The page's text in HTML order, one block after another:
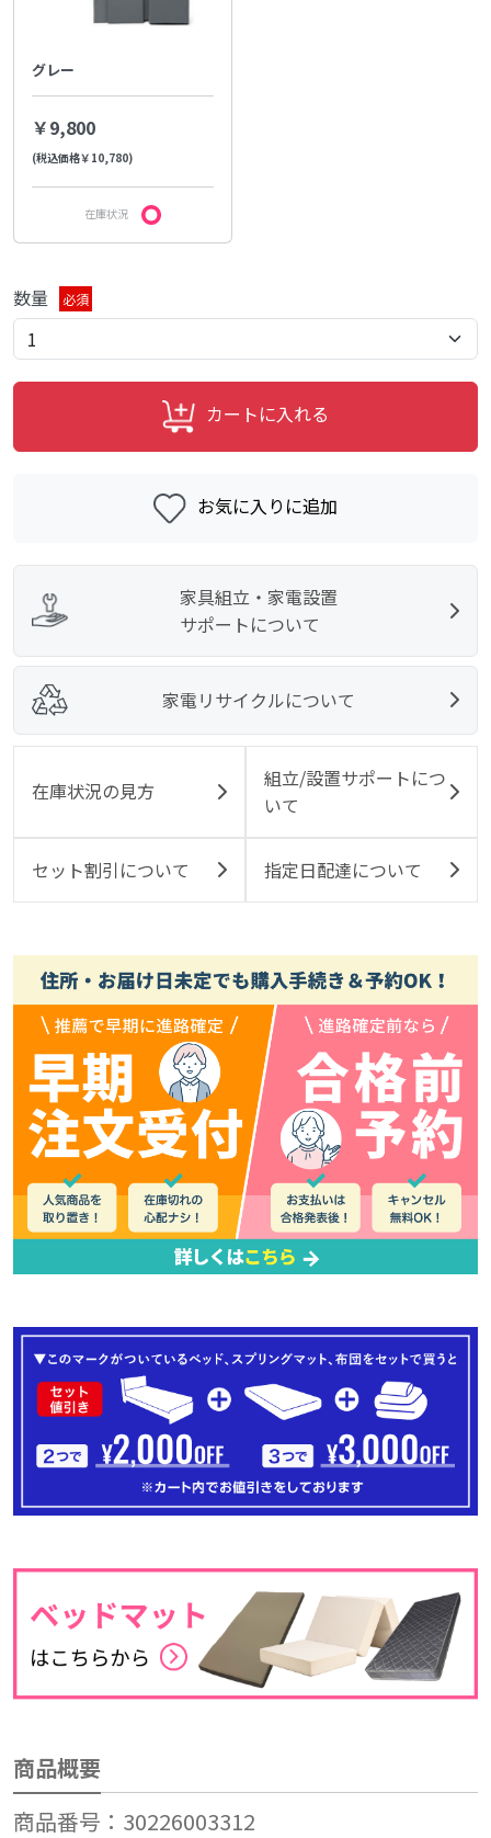
グレー
￥9,800
(税込価格￥10,780)
在庫状況
数量 必須
カートに入れる
お気に入りに追加
家具組立・家電設置
サポートについて
家電リサイクルについて
在庫状況の見方
組立/設置サポートにつ
いて
セット割引について 指定日配達について
商品概要
商品番号：30226003312